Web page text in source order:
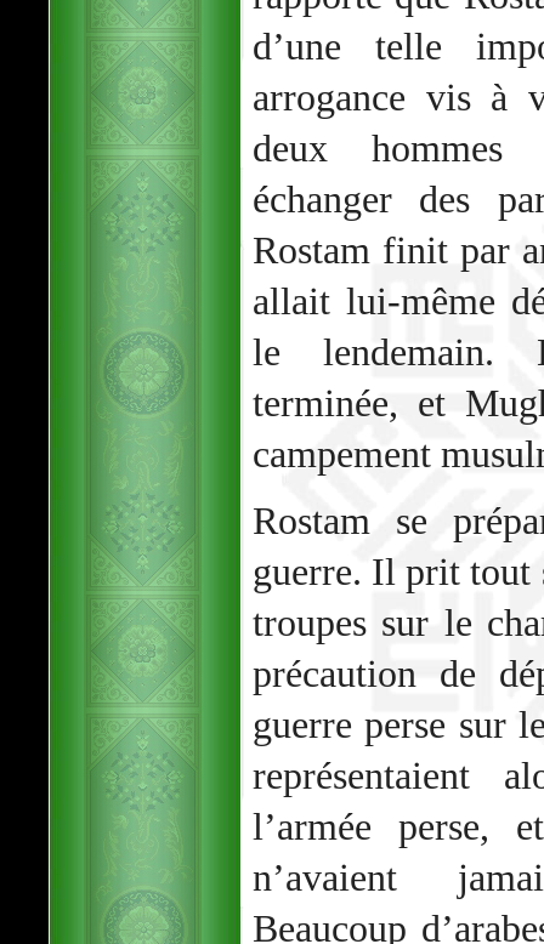
d’une telle
arrogance vis à
deux hommes
échanger des
Rostam finit par
allait lui-même
le lendemain.
terminée, et
campement
Rostam se
guerre. Il prit tout
troupes sur le
précaution de
guerre perse sur
représentaient
l’armée perse,
n’avaient
Beaucoup